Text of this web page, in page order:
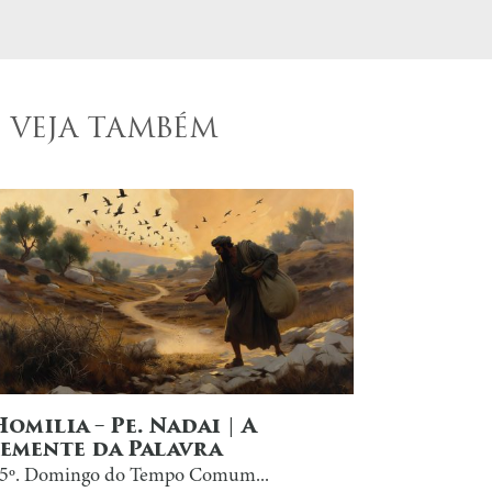
VEJA TAMBÉM
– Pe. Nadai | A
da Palavra
Domingo do Tempo Comum...